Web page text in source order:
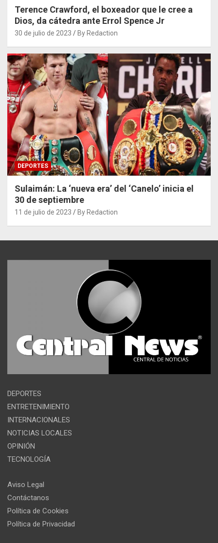
Terence Crawford, el boxeador que le cree a
Dios, da cátedra ante Errol Spence Jr
30 de julio de 2023 By Redaction
DEPORTES
Sulaimán: La ‘nueva era’ del ‘Canelo’ inicia el
30 de septiembre
11 de julio de 2023 By Redaction
DEPORTES
ENTRETENIMIENTO
INTERNACIONALES
NOTICIAS LOCALES
OPINIÓN
TECNOLOGÍA
Aviso Legal
Contáctanos
Política de Cookies
Política de Privacidad